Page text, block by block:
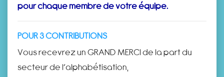
pour chaque membre de votre équipe.
POUR 3 CONTRIBUTIONS
Vous recevrez un GRAND MERCI de la part du
secteur de l’alphabétisation,